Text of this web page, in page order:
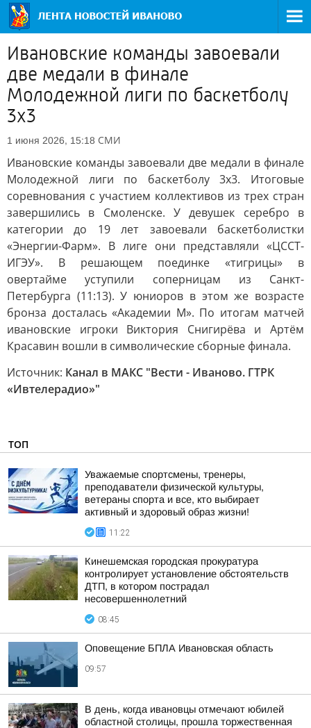
Ивановские команды завоевали
две медали в финале
Молодежной лиги по баскетболу
3x3
1 июня 2026, 15:18 СМИ
Ивановские команды завоевали две медали в финале
Молодежной лиги по баскетболу 3x3. Итоговые
соревнования с участием коллективов из трех стран
завершились в Смоленске. У девушек серебро в
категории до 19 лет завоевали баскетболистки
«Энергии-Фарм». В лиге они представляли «ЦССТ-
ИГЭУ». В решающем поединке «тигрицы» в
овертайме уступили соперницам из Санкт-
Петербурга (11:13). У юниоров в этом же возрасте
бронза досталась «Академии М». По итогам матчей
ивановские игроки Виктория Снигирёва и Артём
Красавин вошли в символические сборные финала.
Источник: Канал в МАКС "Вести - Иваново. ГТРК
«Ивтелерадио»"
ТОП
Уважаемые спортсмены, тренеры,
преподаватели физической культуры,
ветераны спорта и все, кто выбирает
активный и здоровый образ жизни!
11:22
Кинешемская городская прокуратура
контролирует установление обстоятельств
ДТП, в котором пострадал
несовершеннолетний
08:45
Оповещение БПЛА Ивановская область
09:57
В день, когда ивановцы отмечают юбилей
областной столицы, прошла торжественная